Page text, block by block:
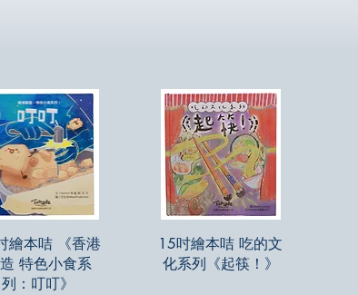
快速瀏覽
繪本咭 《香港
特色小食系
列：叮叮》
快速瀏覽
15吋繪本咭 吃的文
化系列《起筷！》